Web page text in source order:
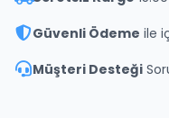
Güvenli Ödeme ile
Müşteri Desteği